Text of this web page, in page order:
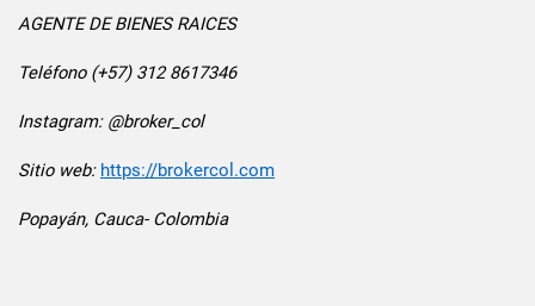
AGENTE DE BIENES RAICES
Teléfono (+57) 312 8617346
Instagram: @broker_col
Sitio web: https://brokercol.com
Popayán, Cauca- Colombia